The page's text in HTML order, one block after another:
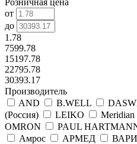
от
до
1.78
7599.78
15197.78
22795.78
30393.17
Производитель
AND
B.WELL
(Россия)
LEIKO Meridian
OMRON
PAUL
Амрос
АРМЕД